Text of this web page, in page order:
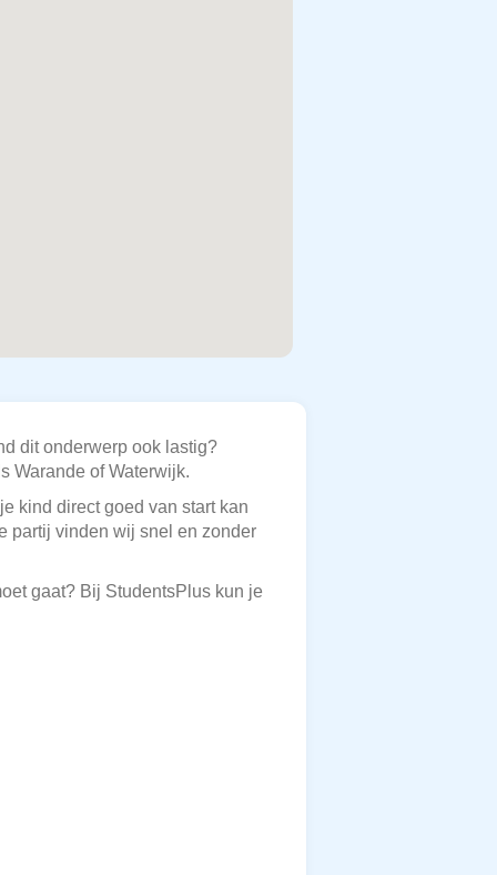
dit onderwerp ook lastig?
Warande of Waterwijk.
kind direct goed van start kan
partij vinden wij snel en zonder
gaat? Bij StudentsPlus kun je